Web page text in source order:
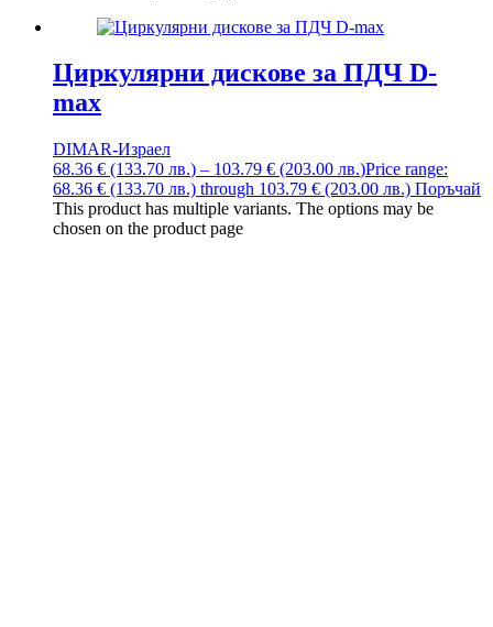
Циркулярни дискове за ПДЧ D-
max
DIMAR-Израел
68.36 € (133.70 лв.) – 103.79 € (203.00 лв.)Price range:
68.36 € (133.70 лв.) through 103.79 € (203.00 лв.) Поръчай
This product has multiple variants. The options may be
chosen on the product page